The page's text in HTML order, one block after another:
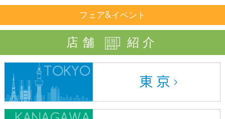
フェア&イベント
店舗 紹介